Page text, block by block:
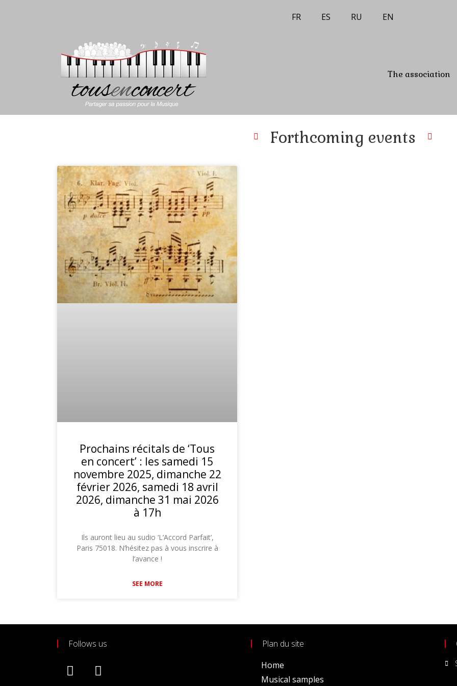
FR ES RU EN
The association
Forthcoming events
Prochains récitals de ‘Tous
en concert’ : les samedi 15
novembre 2025, dimanche 22
février 2026, samedi 18 avril
2026, dimanche 31 mai 2026
à 17h
Ils auront lieu au sudio ‘L’Accord Parfait’,
Paris 75018. N’hésitez pas à vous inscrire à
l’avance !
SEE MORE
Follows us
Plan du site
Home
Musical samples